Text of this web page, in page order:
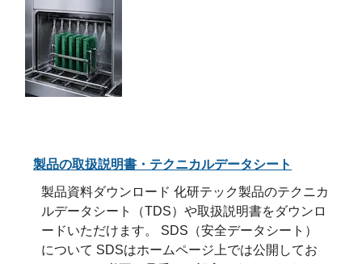
製品の取扱説明書・テクニカルデータシート
製品資料ダウンロード 化研テック製品のテクニカ
ルデータシート（TDS）や取扱説明書をダウンロ
ードいただけます。 SDS（安全データシート）
について SDSはホームページ上では公開してお